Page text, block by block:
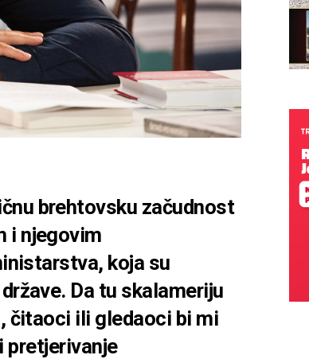
brehtovsku začudnost
i njegovim
koja su
Da tu skalameriju
čitaoci ili gledaoci bi mi
pretjerivanje